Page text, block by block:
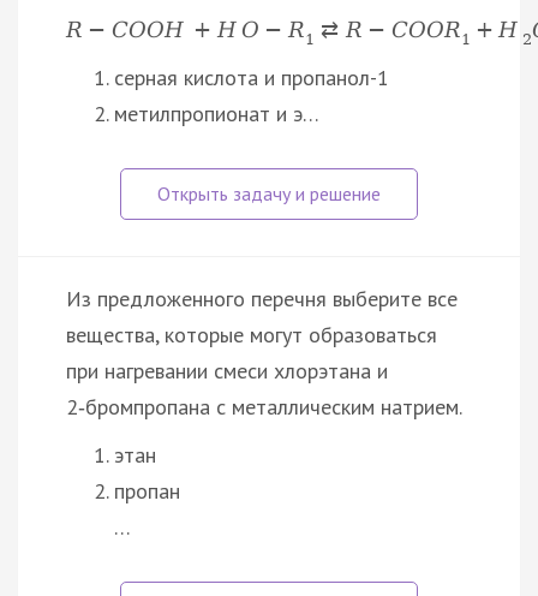
R − COOH + H O − R1 ⇄ R − COOR1 + H 2
серная кислота и пропанол-1
метилпропионат и э…
Из предложенного перечня выберите все
вещества, которые могут образоваться
при нагревании смеси хлорэтана и
2‑бромпропана с металлическим натрием.
этан
пропан
…